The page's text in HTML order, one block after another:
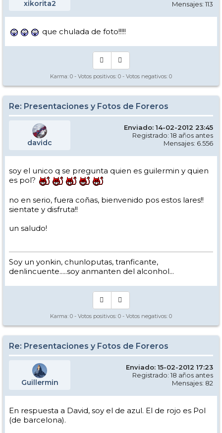
xikorita2
Mensajes: 113
que chulada de foto!!!!!
Karma: 0 - Votos positivos: 0 - Votos negativos: 0
Re: Presentaciones y Fotos de Foreros
davidc
Enviado: 14-02-2012 23:45
Registrado: 18 años antes
Mensajes: 6.556
soy el unico q se pregunta quien es guilermin y quien
es pol?
no en serio, fuera coñas, bienvenido pos estos lares!!
sientate y disfruta!!
un saludo!
Soy un yonkin, chunloputas, tranficante,
denlincuente.....soy anmanten del alconhol...
Karma: 0 - Votos positivos: 0 - Votos negativos: 0
Re: Presentaciones y Fotos de Foreros
Guillermin
Enviado: 15-02-2012 17:23
Registrado: 18 años antes
Mensajes: 82
En respuesta a David, soy el de azul. El de rojo es Pol
(de barcelona).